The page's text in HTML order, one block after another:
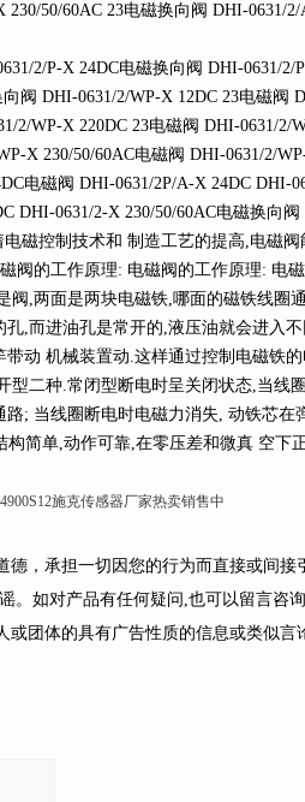
50/60AC 23电磁换向阀 DHI-0631/
2/P-X 24DC电磁换向阀 DHI-0631/2/
阀 DHI-0631/2/WP-X 12DC 23电磁阀
2/WP-X 220DC 23电磁阀 DHI-0631/2/
X 230/50/60AC电磁阀 DHI-0631/2/
电磁阀 DHI-0631/2P/A-X 24DC DHI-
DHI-0631/2-X 230/50/60AC电磁换向阀
磁控制技术和 制造工艺的提高,电磁阀
阀的工作原理: 电磁阀的工作原理: 电
阀,两面是两块电磁铁,哪面的磁铁线圈
,而进油孔是常开的,液压油就会进入
动 机械装置动.这样通过控制电磁铁
型二种.常闭型断电时呈关闭状态,当线
; 当线圈断电时电磁力消失, 动铁芯在
构简单,动作可靠,在零压差和微真 空下
施克传感器厂家热卖销售中
，承担一切因您的行为而直接或间接引
。如对产品有任何疑问,也可以留言咨询
团体的具有广告性质的信息或类似言论